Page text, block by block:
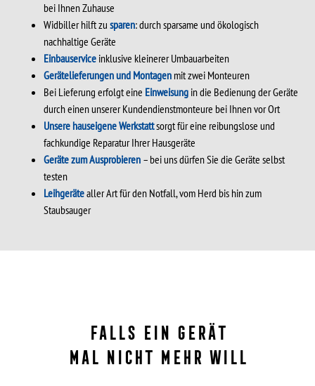
bei Ihnen Zuhause
Widbiller hilft zusparen: durch sparsame und ökologisch
nachhaltige Geräte
Einbauservice inklusive kleinerer Umbauarbeiten
Gerätelieferungen und Montagen mit zwei Monteuren
Bei Lieferung erfolgt eine Einweisung in die Bedienung der Geräte
durch einen unserer Kundendienstmonteure bei Ihnen vor Ort
Unsere hauseigene Werkstattsorgt für eine reibungslose und
fachkundige Reparatur Ihrer Hausgeräte
Geräte zum Ausprobieren – bei uns dürfen Sie die Geräte selbst
testen
Leihgerätealler Art für den Notfall, vom Herd bis hin zum
Staubsauger
FALLS EIN GERÄT
MAL NICHT MEHR WILL